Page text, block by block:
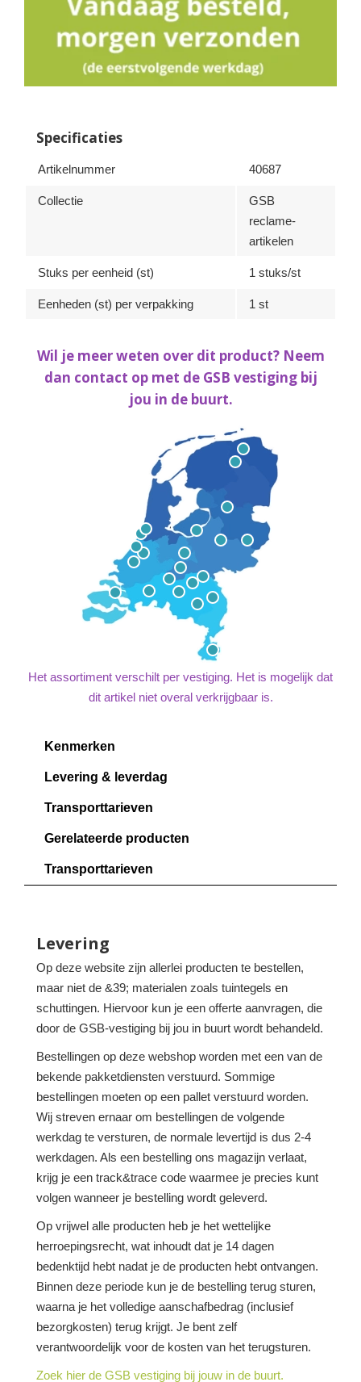
Specificaties
Artikelnummer 40687
Collectie
GSB
reclame-
artikelen
Stuks per eenheid (st) 1 stuks/st
Eenheden (st) per verpakking 1 st
Wil je meer weten over dit product? Neem
dan contact op met de GSB vestiging bij
jou in de buurt.
Het assortiment verschilt per vestiging. Het is mogelijk dat
dit artikel niet overal verkrijgbaar is.
Kenmerken
Levering & leverdag
Transporttarieven
Gerelateerde producten
Transporttarieven
Levering
Op deze website zijn allerlei producten te bestellen,
maar niet de &39; materialen zoals tuintegels en
schuttingen. Hiervoor kun je een offerte aanvragen, die
door de GSB-vestiging bij jou in buurt wordt behandeld.
Bestellingen op deze webshop worden met een van de
bekende pakketdiensten verstuurd. Sommige
bestellingen moeten op een pallet verstuurd worden.
Wij streven ernaar om bestellingen de volgende
werkdag te versturen, de normale levertijd is dus 2-4
werkdagen. Als een bestelling ons magazijn verlaat,
krijg je een track&trace code waarmee je precies kunt
volgen wanneer je bestelling wordt geleverd.
Op vrijwel alle producten heb je het wettelijke
herroepingsrecht, wat inhoudt dat je 14 dagen
bedenktijd hebt nadat je de producten hebt ontvangen.
Binnen deze periode kun je de bestelling terug sturen,
waarna je het volledige aanschafbedrag (inclusief
bezorgkosten) terug krijgt. Je bent zelf
verantwoordelijk voor de kosten van het terugsturen.
Zoek hier de GSB vestiging bij jouw in de buurt.